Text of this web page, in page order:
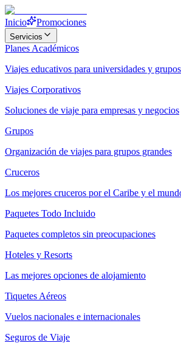
Inicio Promociones
Servicios
Planes Académicos
Viajes educativos para universidades y
Viajes Corporativos
Soluciones de viaje para empresas y negocios
Grupos
Organización de viajes para grupos grandes
Cruceros
Los mejores cruceros por el Caribe y el
Paquetes Todo Incluido
Paquetes completos sin preocupaciones
Hoteles y Resorts
Las mejores opciones de alojamiento
Tiquetes Aéreos
Vuelos nacionales e internacionales
Seguros de Viaje